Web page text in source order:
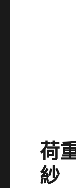
荷
紗